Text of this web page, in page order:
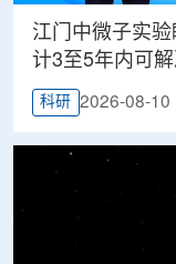
江门中微子实
计3至5年内可
科研 2026-08-10